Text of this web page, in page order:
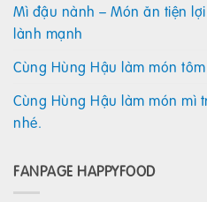
Mì đậu nành – Món ăn tiện
lành mạnh
Cùng Hùng Hậu làm món
Cùng Hùng Hậu làm món mì
nhé.
FANPAGE HAPPYFOOD